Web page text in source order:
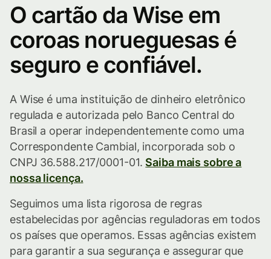
O cartão da Wise em
coroas norueguesas é
seguro e confiável.
A Wise é uma instituição de dinheiro eletrônico
regulada e autorizada pelo Banco Central do
Brasil a operar independentemente como uma
Correspondente Cambial, incorporada sob o
CNPJ 36.588.217/0001-01.Saiba mais sobre a
nossa licença.
Seguimos uma lista rigorosa de regras
estabelecidas por agências reguladoras em todos
os países que operamos. Essas agências existem
para garantir a sua segurança e assegurar que